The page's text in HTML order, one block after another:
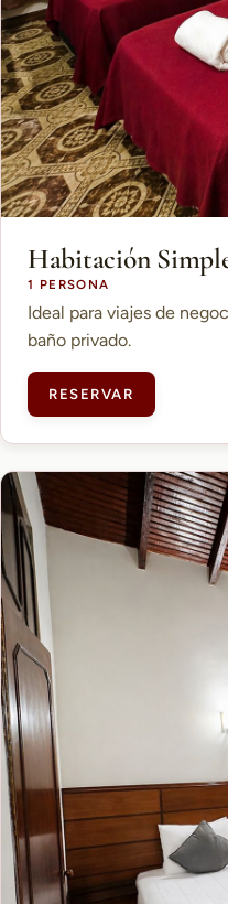
Habitación
1 PERSONA
Ideal para viajes de
baño privado.
RESERVAR